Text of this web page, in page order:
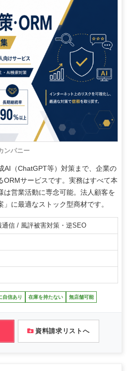
ンパニー
AI（ChatGPT等）対策まで、企業の
ORMサービスです。実務はすべて本
は営業活動に専念可能。法人顧客を
に最適なストック型商材です。
通信 / 風評被害対策・逆SEO
自信あり 在庫を持たない 無店舗可能
資料請求リストへ